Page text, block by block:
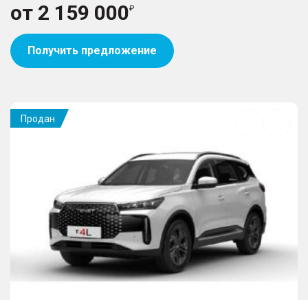
от 2 159 000
Получить предложение
Продан